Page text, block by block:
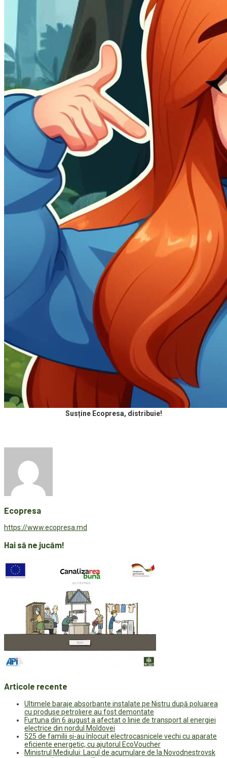
Susține Ecopresa, distribuie!
Ecopresa
https://www.ecopresa.md
Hai să ne jucăm!
Articole recente
Ultimele baraje absorbante instalate pe Nistru după poluarea
cu produse petroliere au fost demontate
Furtuna din 6 august a afectat o linie de transport al energiei
electrice din nordul Moldovei
525 de familii și-au înlocuit electrocasnicele vechi cu aparate
eficiente energetic, cu ajutorul EcoVoucher
Ministrul Mediului: Lacul de acumulare de la Novodnestrovsk